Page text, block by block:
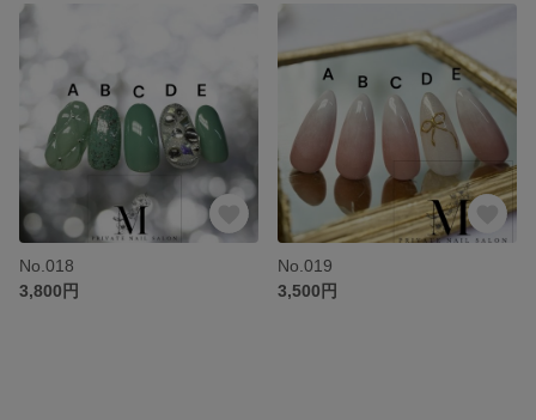
No.018
3,800円
No.019
3,500円